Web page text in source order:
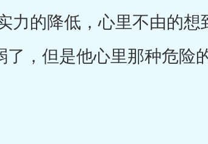
的降低，心里不由的想
，但是他心里那种危险